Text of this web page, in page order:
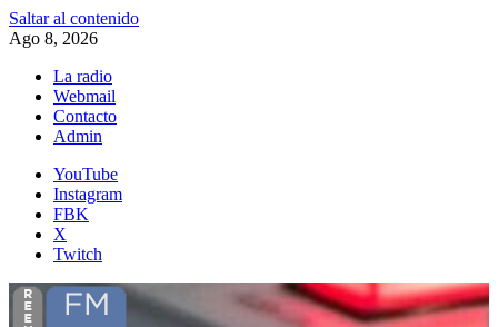
Saltar al contenido
Ago 8, 2026
La radio
Webmail
Contacto
Admin
YouTube
Instagram
FBK
X
Twitch